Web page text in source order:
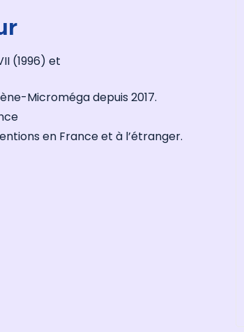
(1996) et
Microméga depuis 2017.
en France et à l’étranger.